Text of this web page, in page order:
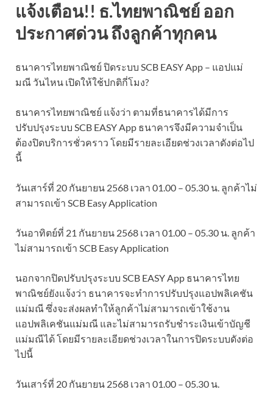
แจ้งเตือน!! ธ.ไทยพาณิชย์ ออก
ประกาศด่วน ถึงลูกค้าทุกคน
ธนาคารไทยพาณิชย์ ปิดระบบ SCB EASY App – แอปแม่
มณี วันไหน เปิดให้ใช้ปกติกี่โมง?
ธนาคารไทยพาณิชย์ แจ้งว่า ตามที่ธนาคารได้มีการ
ปรับปรุงระบบ SCB EASY App ธนาคารจึงมีความจำเป็น
ต้องปิดบริการชั่วคราว โดยมีรายละเอียดช่วงเวลาดังต่อไป
นี้
วันเสาร์ที่ 20 กันยายน 2568 เวลา 01.00 – 05.30 น. ลูกค้าไม่
สามารถเข้า SCB Easy Application
วันอาทิตย์ที่ 21 กันยายน 2568 เวลา 01.00 – 05.30 น. ลูกค้า
ไม่สามารถเข้า SCB Easy Application
นอกจากปิดปรับปรุงระบบ SCB EASY App ธนาคารไทย
พาณิชย์ยังแจ้งว่า ธนาคารจะทำการปรับปรุงแอปพลิเคชัน
แม่มณี ซึ่งจะส่งผลทำให้ลูกค้าไม่สามารถเข้าใช้งาน
แอปพลิเคชันแม่มณี และไม่สามารถรับชำระเงินเข้าบัญชี
แม่มณีได้ โดยมีรายละเอียดช่วงเวลาในการปิดระบบดังต่อ
ไปนี้
วันเสาร์ที่ 20 กันยายน 2568 เวลา 01.00 – 05.30 น.